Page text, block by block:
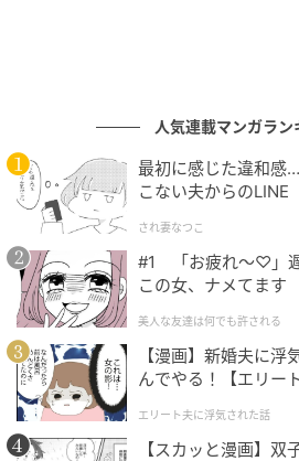
年6月25日 9時 店舗住所：愛知
7 営業時間：9:00-22:00
●バーガーキング® MEGAドン・
店 オープン日時：2026年6月25
都府相楽郡精華町精華台9-2-4
UNY精華台 1F 営業時間：10:00-
●バーガーキング® プレ葉ウォー
時：2026年6月29日 9時 店舗住
区貴布祢1200番地 プレ葉ウォー
9:00-21:30 ※ラストオーダー
人気連載マンガラン
最初に感じた違和感
こない夫からのLINE
され妻なつこ
#1 「お疲れ〜♡」遅
この女、ナメてます
美人な友達は何でも許される
【漫画】新婚夫に
んでやる！【エリー
エリート夫に浮気された話
【スカッと漫画】双